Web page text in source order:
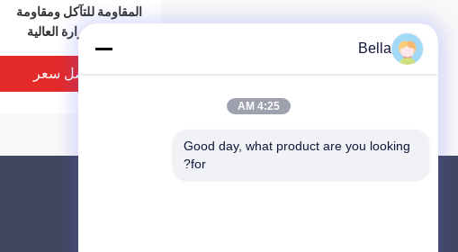
المقاومة للتآكل ومقاومة
لدرجات الحرارة العالية
ميكرومترافضل سعر
Bella
4:25 AM
Good day, what product are you looking
for?